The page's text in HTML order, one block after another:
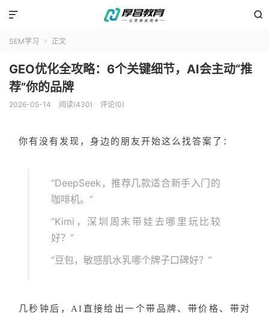


SEM学习  正文
GEO优化全攻略：6个关键细节，AI会主动“推
荐”你的品牌
2026-05-14 阅读(430) 评论(0)
你有没有发现，身边的朋友开始这么找答案了：
“DeepSeek，推荐几款适合新手入门的
咖啡机。”
“Kimi，深圳周末带娃去哪里玩比较
好？”
“豆包，敏感肌水乳哪个牌子口碑好？”
几秒钟后， AI直接给出一个带品牌、带价格、带对